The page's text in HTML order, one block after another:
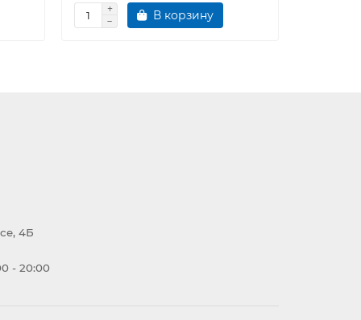
В корзину
4Б
- 20:00